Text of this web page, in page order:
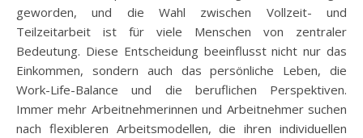
geworden, und die Wahl zwischen Vollzeit- und
Teilzeitarbeit ist für viele Menschen von zentraler
Bedeutung. Diese Entscheidung beeinflusst nicht nur das
Einkommen, sondern auch das persönliche Leben, die
Work-Life-Balance und die beruflichen Perspektiven.
Immer mehr Arbeitnehmerinnen und Arbeitnehmer suchen
nach flexibleren Arbeitsmodellen, die ihren individuellen